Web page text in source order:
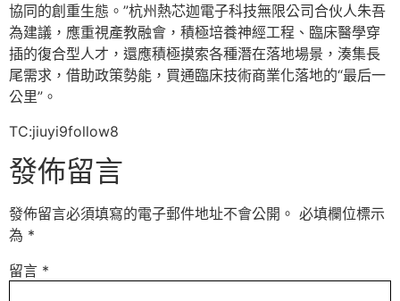
協同的創重生態。”杭州熱芯迦電子科技無限公司合伙人朱吾
為建議，應重視產教融會，積極培養神經工程、臨床醫學穿
插的復合型人才，還應積極摸索各種潛在落地場景，湊集長
尾需求，借助政策勢能，買通臨床技術商業化落地的“最后一
公里”。
TC:jiuyi9follow8
發佈留言
發佈留言必須填寫的電子郵件地址不會公開。 必填欄位標示
為 *
留言 *